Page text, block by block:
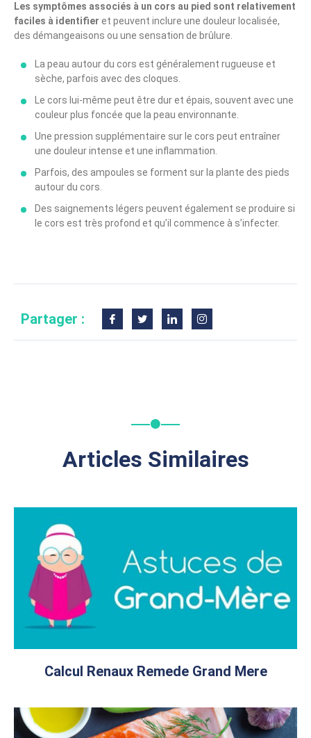
Les symptômes associés à un cors au pied sont relativement
faciles à identifier et peuvent inclure une douleur localisée,
des démangeaisons ou une sensation de brûlure.
La peau autour du cors est généralement rugueuse et
sèche, parfois avec des cloques.
Le cors lui-même peut être dur et épais, souvent avec une
couleur plus foncée que la peau environnante.
Une pression supplémentaire sur le cors peut entraîner
une douleur intense et une inflammation.
Parfois, des ampoules se forment sur la plante des pieds
autour du cors.
Des saignements légers peuvent également se produire si
le cors est très profond et qu’il commence à s’infecter.
Partager :
Articles Similaires
Calcul Renaux Remede Grand Mere